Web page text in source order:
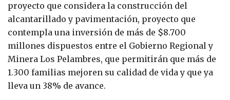
proyecto que considera la construcción del
alcantarillado y pavimentación, proyecto que
contempla una inversión de más de $8.700
millones dispuestos entre el Gobierno Regional y
Minera Los Pelambres, que permitirán que más de
1.300 familias mejoren su calidad de vida y que ya
lleva un 38% de avance.